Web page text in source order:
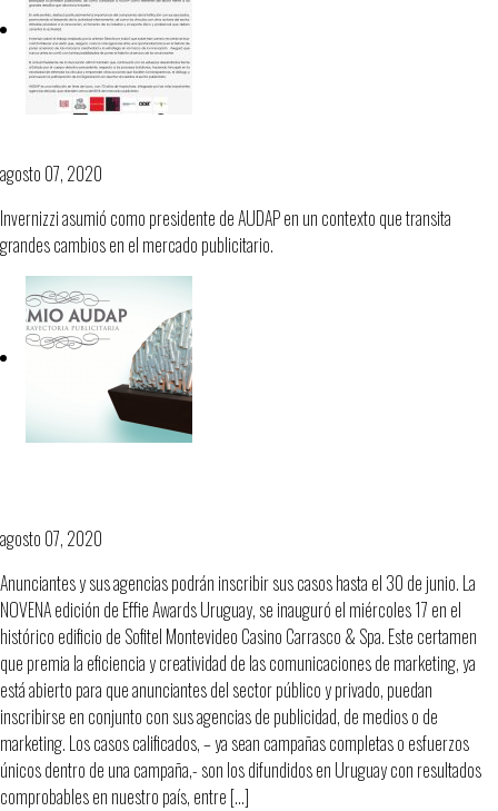
agosto 07, 2020
Invernizzi asumió como presidente de AUDAP en un contexto que transita
grandes cambios en el mercado publicitario.
agosto 07, 2020
Anunciantes y sus agencias podrán inscribir sus casos hasta el 30 de junio. La
NOVENA edición de Effie Awards Uruguay, se inauguró el miércoles 17 en el
histórico edificio de Sofitel Montevideo Casino Carrasco & Spa. Este certamen
que premia la eficiencia y creatividad de las comunicaciones de marketing, ya
está abierto para que anunciantes del sector público y privado, puedan
inscribirse en conjunto con sus agencias de publicidad, de medios o de
marketing. Los casos calificados, – ya sean campañas completas o esfuerzos
únicos dentro de una campaña,- son los difundidos en Uruguay con resultados
comprobables en nuestro país, entre […]